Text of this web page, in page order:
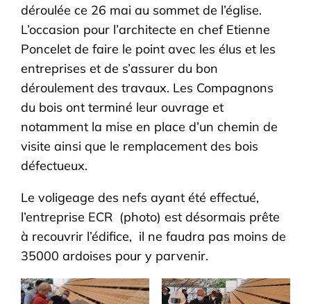
déroulée ce 26 mai au sommet de l’église.
L’occasion pour l’architecte en chef Etienne
Poncelet de faire le point avec les élus et les
entreprises et de s’assurer du bon
déroulement des travaux. Les Compagnons
du bois ont terminé leur ouvrage et
notamment la mise en place d’un chemin de
visite ainsi que le remplacement des bois
défectueux.
Le voligeage des nefs ayant été effectué,
l’entreprise ECR (photo) est désormais prête
à recouvrir l’édifice, il ne faudra pas moins de
35000 ardoises pour y parvenir.